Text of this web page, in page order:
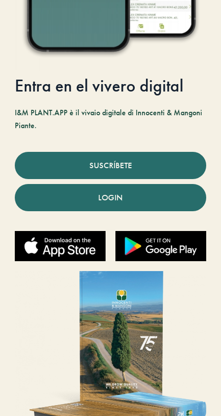
Entra en el vivero digital
I&M PLANT.APP è il vivaio digitale di Innocenti & Mangoni
Piante.
SUSCRÍBETE
LOGIN